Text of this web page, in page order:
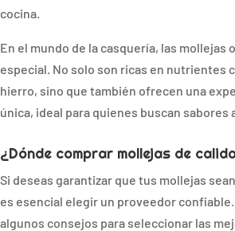
cocina.
En el mundo de la casquería, las mollejas
especial. No solo son ricas en nutrientes
hierro, sino que también ofrecen una
única, ideal para quienes buscan sabores
¿Dónde comprar mollejas de
Si deseas garantizar que tus mollejas
es esencial elegir un proveedor
algunos consejos para seleccionar las